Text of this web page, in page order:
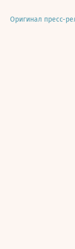
Оригинал пресс-